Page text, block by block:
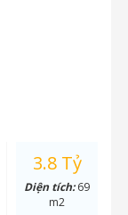
3.8 Tỷ
Diện tích:69
m2